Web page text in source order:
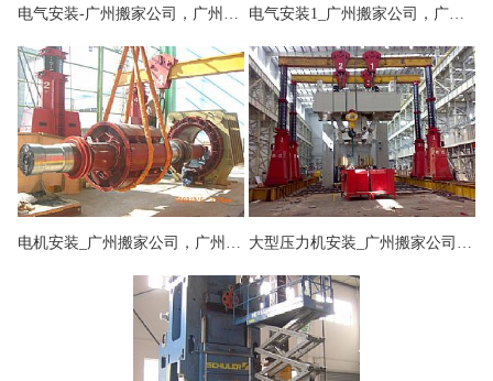
电气安装-广州搬家公司，广州设备搬运公司，广州吊装公司，支点搬运公司 电气安装1_广州搬家公司，广州设备搬运公司，广州吊装公司，支点搬运公司
电机安装_广州搬家公司，广州设备搬运公司，广州吊装公司，支点搬运公司 大型压力机安装_广州搬家公司，广州设备搬运公司，广州吊装公司，支点搬运公司